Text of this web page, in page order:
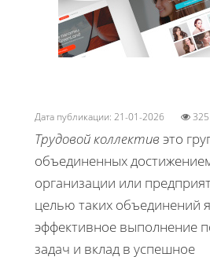
Дата публикации: 21-01-2026 325
Трудовой коллектив это
объединенных
организации или
целью таких объединений
эффективное выполнение
задач и вклад в успешное